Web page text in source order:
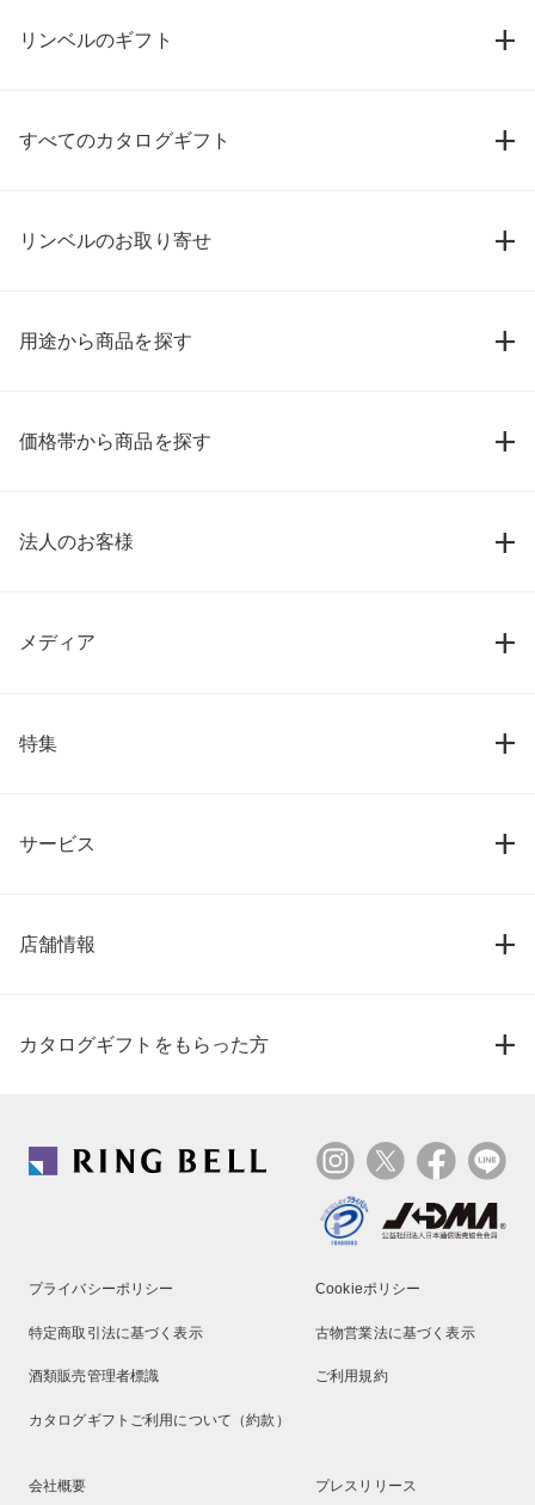
リンベルのギフト
すべてのカタログギフト
リンベルのお取り寄せ
用途から商品を探す
価格帯から商品を探す
法人のお客様
メディア
特集
サービス
店舗情報
カタログギフトをもらった方
プライバシーポリシー Cookieポリシー
特定商取引法に基づく表示 古物営業法に基づく表示
酒類販売管理者標識 ご利用規約
カタログギフトご利用について（約款）
会社概要 プレスリリース